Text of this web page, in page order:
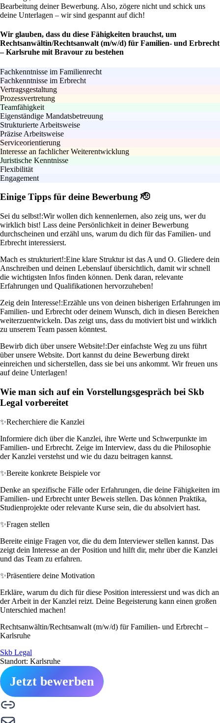
Bearbeitung deiner Bewerbung. Also, zögere nicht und schick uns
deine Unterlagen – wir sind gespannt auf dich!
Wir glauben, dass du diese Fähigkeiten brauchst, um
Rechtsanwältin/Rechtsanwalt (m/w/d) für Familien- und Erbrecht
– Karlsruhe mit Bravour zu bestehen
Fachkenntnisse im Familienrecht
Fachkenntnisse im Erbrecht
Vertragsgestaltung
Prozessvertretung
Teamfähigkeit
Eigenständige Mandatsbetreuung
Strukturierte Arbeitsweise
Präzise Arbeitsweise
Serviceorientierung
Interesse an fachlicher Weiterentwicklung
Juristische Kenntnisse
Flexibilität
Engagement
Einige Tipps für deine Bewerbung 🫡
Sei du selbst!:Wir wollen dich kennenlernen, also zeig uns, wer du
wirklich bist! Lass deine Persönlichkeit in deiner Bewerbung
durchscheinen und erzähl uns, warum du dich für das Familien- und
Erbrecht interessierst.
Mach es strukturiert!:Eine klare Struktur ist das A und O. Gliedere dein
Anschreiben und deinen Lebenslauf übersichtlich, damit wir schnell
die wichtigsten Infos finden können. Denk daran, relevante
Erfahrungen und Qualifikationen hervorzuheben!
Zeig dein Interesse!:Erzähle uns von deinen bisherigen Erfahrungen im
Familien- und Erbrecht oder deinem Wunsch, dich in diesen Bereichen
weiterzuentwickeln. Das zeigt uns, dass du motiviert bist und wirklich
zu unserem Team passen könntest.
Bewirb dich über unsere Website!:Der einfachste Weg zu uns führt
über unsere Website. Dort kannst du deine Bewerbung direkt
einreichen und sicherstellen, dass sie bei uns ankommt. Wir freuen uns
auf deine Unterlagen!
Wie man sich auf ein Vorstellungsgespräch bei Skb
Legal vorbereitet
✨Recherchiere die Kanzlei
Informiere dich über die Kanzlei, ihre Werte und Schwerpunkte im
Familien- und Erbrecht. Zeige im Interview, dass du die Philosophie
der Kanzlei verstehst und wie du dazu beitragen kannst.
✨Bereite konkrete Beispiele vor
Denke an spezifische Fälle oder Erfahrungen, die deine Fähigkeiten im
Familien- und Erbrecht unter Beweis stellen. Das können Praktika,
Studienprojekte oder relevante Kurse sein, die du absolviert hast.
✨Fragen stellen
Bereite einige Fragen vor, die du dem Interviewer stellen kannst. Das
zeigt dein Interesse an der Position und hilft dir, mehr über die Kanzlei
und das Team zu erfahren.
✨Präsentiere deine Motivation
Erkläre, warum du dich für diese Position interessierst und was dich an
der Arbeit in der Kanzlei reizt. Deine Begeisterung kann einen großen
Unterschied machen!
Rechtsanwältin/Rechtsanwalt (m/w/d) für Familien- und Erbrecht –
Karlsruhe
Skb Legal
Standort: Karlsruhe
Jetzt bewerben